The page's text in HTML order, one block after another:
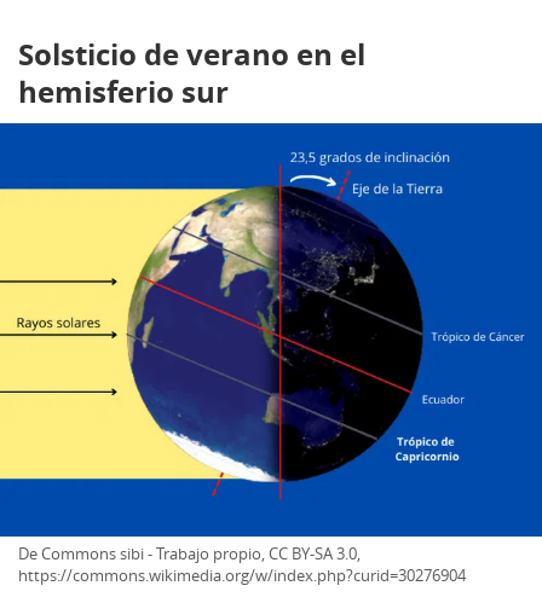
Solsticio de verano en el
hemisferio sur
De Commons sibi - Trabajo propio, CC BY-SA 3.0,
https://commons.wikimedia.org/w/index.php?curid=30276904